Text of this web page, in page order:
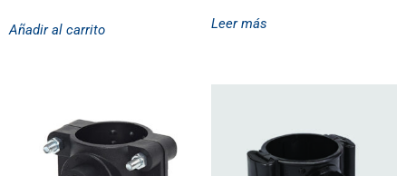
Añadir al carrito Leer más